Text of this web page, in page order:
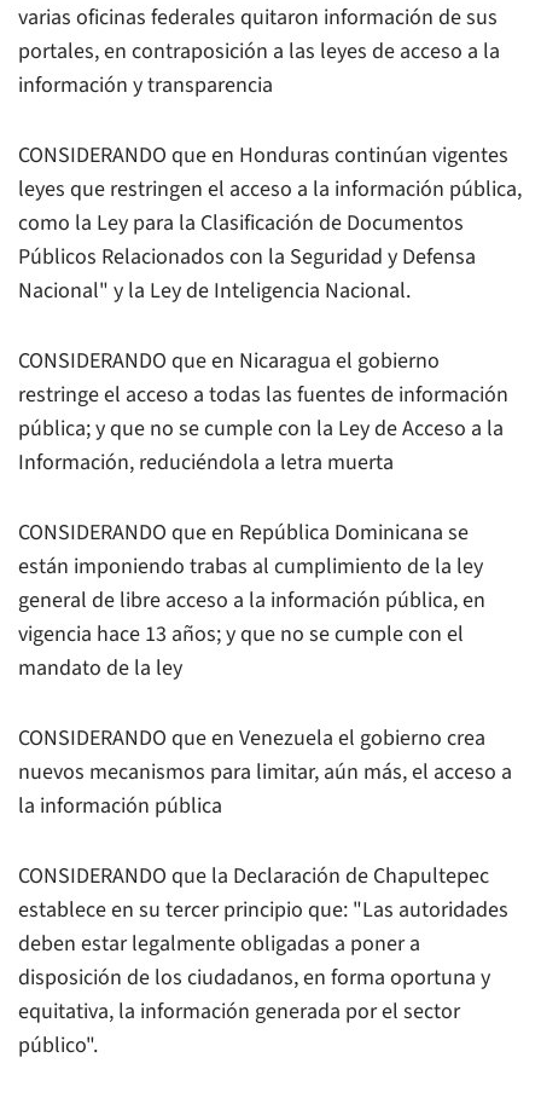
varias oficinas federales quitaron información de sus
portales, en contraposición a las leyes de acceso a la
información y transparencia
CONSIDERANDO que en Honduras continúan vigentes
leyes que restringen el acceso a la información pública,
como la Ley para la Clasificación de Documentos
Públicos Relacionados con la Seguridad y Defensa
Nacional" y la Ley de Inteligencia Nacional.
CONSIDERANDO que en Nicaragua el gobierno
restringe el acceso a todas las fuentes de información
pública; y que no se cumple con la Ley de Acceso a la
Información, reduciéndola a letra muerta
CONSIDERANDO que en República Dominicana se
están imponiendo trabas al cumplimiento de la ley
general de libre acceso a la información pública, en
vigencia hace 13 años; y que no se cumple con el
mandato de la ley
CONSIDERANDO que en Venezuela el gobierno crea
nuevos mecanismos para limitar, aún más, el acceso a
la información pública
CONSIDERANDO que la Declaración de Chapultepec
establece en su tercer principio que: "Las autoridades
deben estar legalmente obligadas a poner a
disposición de los ciudadanos, en forma oportuna y
equitativa, la información generada por el sector
público".